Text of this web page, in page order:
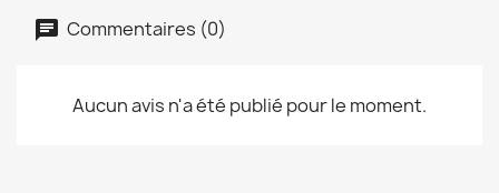
Commentaires (0)
Aucun avis n'a été publié pour le moment.